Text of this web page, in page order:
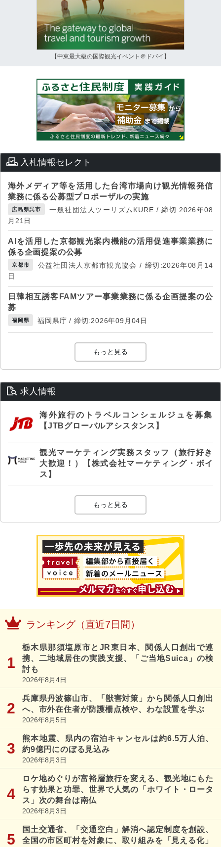
【中東最大級の国際観光イベント＠ドバイ】
入札情報セレクト
海外メディア等を活用した台湾市場向け観光情報発信
業務に係る公募型プロポーザルの実施
広島県呉市
一般社団法人ツーリズムKURE / 締切:2026年08
月21日
AIを活用した京都観光案内機能の活用促進事業業務に
係る企画提案の公募
京都市
公益社団法人京都市観光協会 / 締切:2026年08月14
日
日韓相互誘客FAMツアー事業業務に係る企画提案の公
募
福岡県 福岡県庁 / 締切:2026年09月04日
もっと見る
求人情報
海外旅行のトラベルコンシェルジュを募集
【JTBグローバルアシスタンス】
観光マーケティング実務スタッフ（旅行好き
大歓迎！）【株式会社マーケティング・ボイ
ス】
もっと見る
ランキング（直近7日間）
栃木県那須塩原市とJR東日本、関係人口創出で連
携、二地域居住の実践支援、「ご当地Suica」の検
討も
2026年8月4日
兵庫県丹波篠山市、「獣害対策」から関係人口創出
へ、市外在住者が防護柵点検や、わな設置を学ぶ
2026年8月5日
熊本地震、県内の宿泊キャンセルは約6.5万人泊、
約9億円にのぼる見込み
2026年8月3日
ロケ地めぐりが富裕層旅行を変える、観光地にもた
らす効果と功罪、世界で人気の「ホワイト・ロータ
ス」次の舞台は南仏
2026年8月3日
国土交通省、「交通空白」解消へ認定制度を創設、
全国の市区町村を対象に、取り組みを「見える化」